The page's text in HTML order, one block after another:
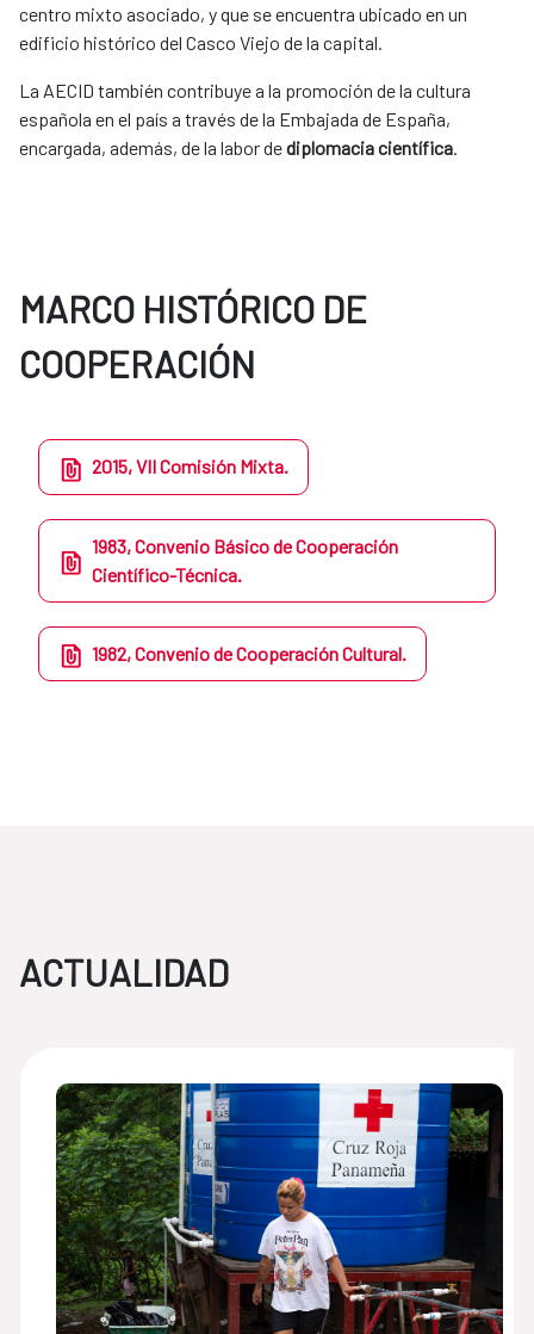
centro mixto asociado, y que se encuentra ubicado en un
edificio histórico del Casco Viejo de la capital.
La AECID también contribuye a la promoción de la cultura
española en el país a través de la Embajada de España,
encargada, además, de la labor dediplomacia científica.
MARCO HISTÓRICO DE
COOPERACIÓN
2015, VII Comisión Mixta.
1983, Convenio Básico de Cooperación
Científico-Técnica.
1982, Convenio de Cooperación Cultural.
ACTUALIDAD